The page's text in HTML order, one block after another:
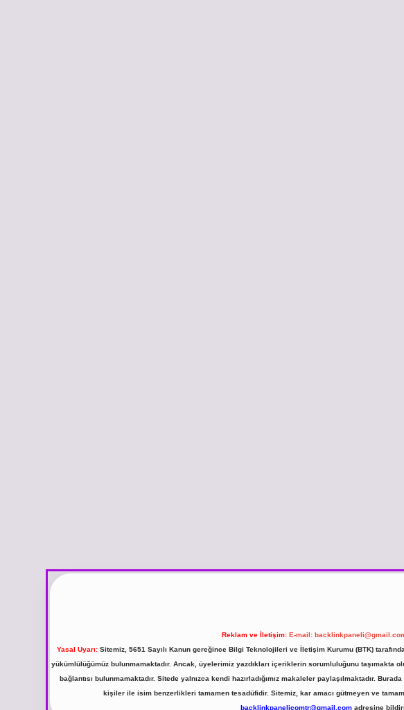
Reklam ve İletişim: E-mail:
Yasal Uyarı:Sitemiz, 5651 Sayılı Kanun gereğince Bilgi Teknolojileri ve İletişim Kurumu (BTK)
yükümlülüğümüz bulunmamaktadır. Ancak, üyelerimiz yazdıkları içeriklerin sorumluluğunu
bağlantısı bulunmamaktadır. Sitede yalnızca kendi hazırladığımız makaleler paylaşılmaktadır.
kişiler ile isim benzerlikleri tamamen tesadüfidir. Sitemiz, kar amacı gütmeyen ve
backlinkpanelicomtr@gmail.com adresine